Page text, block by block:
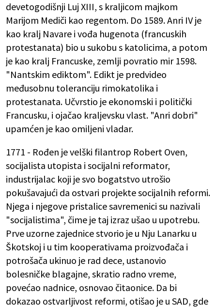
devetogodišnji Luj XIII, s kraljicom majkom
Marijom Mediči kao regentom. Do 1589. Anri IV je
kao kralj Navare i vođa hugenota (francuskih
protestanata) bio u sukobu s katolicima, a potom
je kao kralj Francuske, zemlji povratio mir 1598.
"Nantskim ediktom". Edikt je predvideo
međusobnu toleranciju rimokatolika i
protestanata. Učvrstio je ekonomski i politički
Francusku, i ojačao kraljevsku vlast. "Anri dobri"
upamćen je kao omiljeni vladar.
1771 - Rođen je velški filantrop Robert Oven,
socijalista utopista i socijalni reformator,
industrijalac koji je svo bogatstvo utrošio
pokušavajući da ostvari projekte socijalnih reformi.
Njega i njegove pristalice savremenici su nazivali
"socijalistima", čime je taj izraz ušao u upotrebu.
Prve uzorne zajednice stvorio je u Nju Lanarku u
Škotskoj i u tim kooperativama proizvođača i
potrošača ukinuo je rad dece, ustanovio
bolesničke blagajne, skratio radno vreme,
povećao nadnice, osnovao čitaonice. Da bi
dokazao ostvarljivost reformi, otišao je u SAD, gde